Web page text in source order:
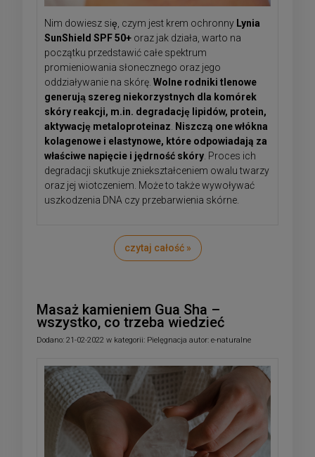
Nim dowiesz się, czym jest krem ochronny Lynia
SunShield SPF 50+ oraz jak działa, warto na
początku przedstawić całe spektrum
promieniowania słonecznego oraz jego
oddziaływanie na skórę. Wolne rodniki tlenowe
generują szereg niekorzystnych dla komórek
skóry reakcji, m.in. degradację lipidów, protein,
aktywację metaloproteinaz
Niszczą one włókna
kolagenowe i elastynowe, które odpowiadają za
właściwe napięcie i jędrność skóry . Proces ich
degradacji skutkuje zniekształceniem owalu twarzy
oraz jej wiotczeniem. Może to także wywoływać
uszkodzenia DNA czy przebarwienia skórne.
czytaj całość »
Masaż kamieniem Gua Sha –
wszystko, co trzeba wiedzieć
Dodano: 21-02-2022 w kategorii: Pielęgnacja autor: e-naturalne